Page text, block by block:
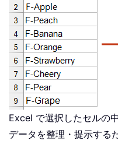
Excel で選択したセルの
データを整理・提示する